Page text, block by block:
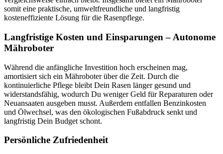
somit eine praktische, umweltfreundliche und langfristig
kosteneffiziente Lösung für die Rasenpflege.
Langfristige Kosten und Einsparungen – Autonome
Mähroboter
Während die anfängliche Investition hoch erscheinen mag,
amortisiert sich ein Mähroboter über die Zeit. Durch die
kontinuierliche Pflege bleibt Dein Rasen länger gesund und
widerstandsfähig, wodurch Du weniger Geld für Reparaturen oder
Neuansaaten ausgeben musst. Außerdem entfallen Benzinkosten
und Ölwechsel, was den ökologischen Fußabdruck senkt und
langfristig Dein Budget schont.
Persönliche Zufriedenheit